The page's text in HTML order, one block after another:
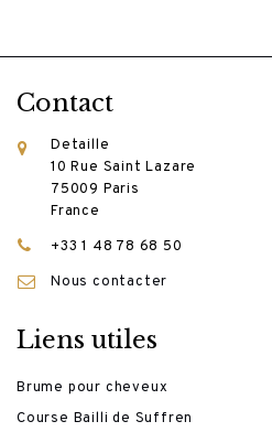
Contact
Detaille
10 Rue Saint Lazare
75009 Paris
France
+33 1 48 78 68 50
Nous contacter
Liens utiles
Brume pour cheveux
Course Bailli de Suffren